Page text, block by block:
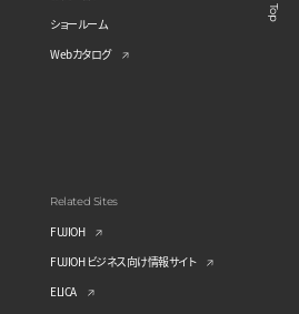
ショールーム
Webカタログ
Related Sites
FUJIOH
FUJIOH ビジネス向け情報サイト
ELICA